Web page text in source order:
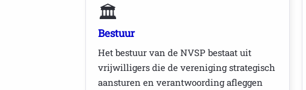
🏛️
Bestuur
Het bestuur van de NVSP bestaat uit
vrijwilligers die de vereniging strategisch
aansturen en verantwoording afleggen